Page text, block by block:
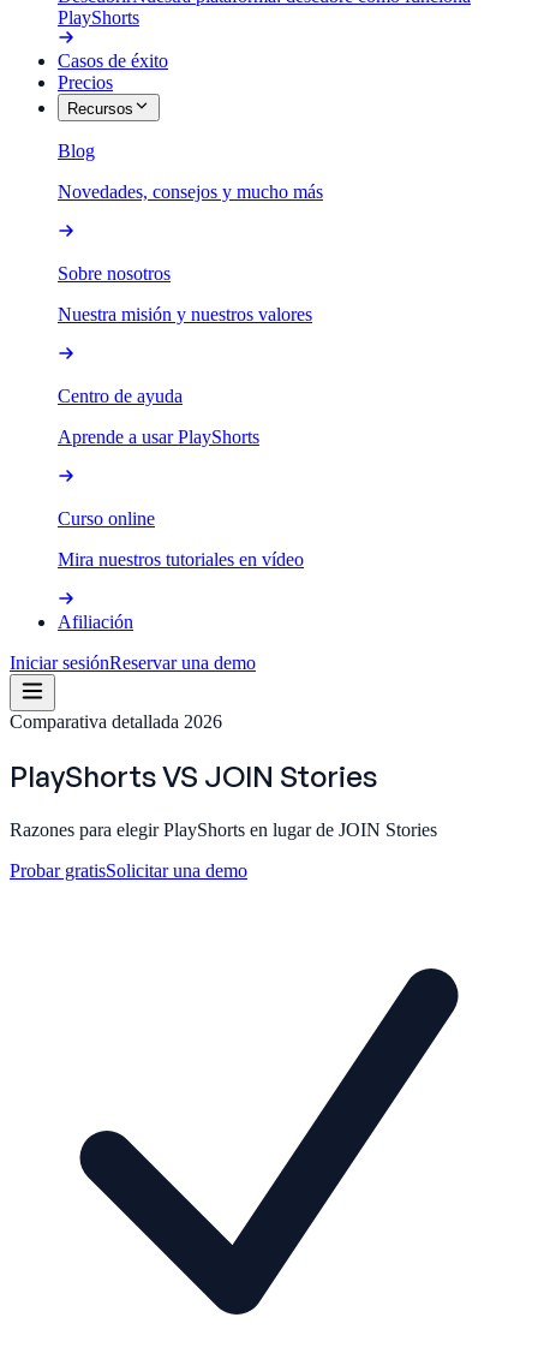
PlayShorts
Casos de éxito
Precios
Recursos
Blog
Novedades, consejos y mucho más
Sobre nosotros
Nuestra misión y nuestros valores
Centro de ayuda
Aprende a usar PlayShorts
Curso online
Mira nuestros tutoriales en vídeo
Afiliación
Iniciar sesiónReservar una demo
Comparativa detallada 2026
PlayShortsVS JOIN Stories
Razones para elegir PlayShorts en lugar de JOIN Stories
Probar gratisSolicitar una demo